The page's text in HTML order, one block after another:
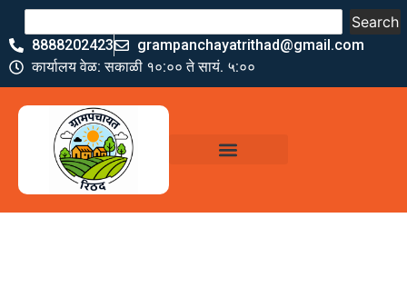
Search
8888202423
grampanchayatrithad@gmail.com
कार्यालय वेळ: सकाळी १०:०० ते सायं. ५:००